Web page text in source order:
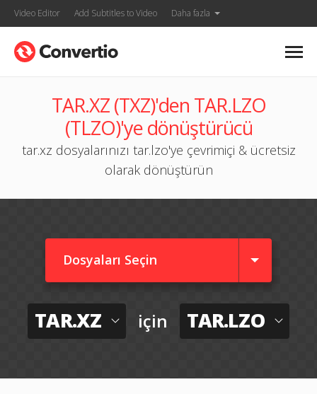
Video Editor Add Subtitles to Video Daha fazla
TAR.XZ (TXZ)'den TAR.LZO
(TLZO)'ye dönüştürücü
tar.xz dosyalarınızı tar.lzo'ye çevrimiçi & ücretsiz
olarak dönüştürün
Dosyaları Seçin
TAR.XZ için TAR.LZO